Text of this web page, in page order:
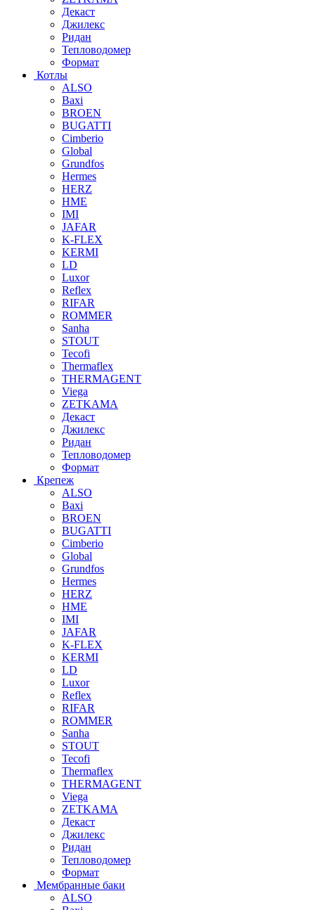
Декаст
Джилекс
Ридан
Тепловодомер
Формат
Котлы
ALSO
Baxi
BROEN
BUGATTI
Cimberio
Global
Grundfos
Hermes
HERZ
HME
IMI
JAFAR
K-FLEX
KERMI
LD
Luxor
Reflex
RIFAR
ROMMER
Sanha
STOUT
Tecofi
Thermaflex
THERMAGENT
Viega
ZETKAMA
Декаст
Джилекс
Ридан
Тепловодомер
Формат
Крепеж
ALSO
Baxi
BROEN
BUGATTI
Cimberio
Global
Grundfos
Hermes
HERZ
HME
IMI
JAFAR
K-FLEX
KERMI
LD
Luxor
Reflex
RIFAR
ROMMER
Sanha
STOUT
Tecofi
Thermaflex
THERMAGENT
Viega
ZETKAMA
Декаст
Джилекс
Ридан
Тепловодомер
Формат
Мембранные баки
ALSO